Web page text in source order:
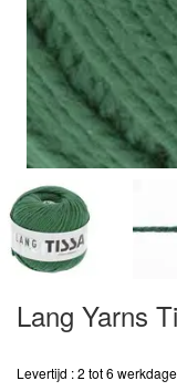
Lang Yarns
Levertijd : 2 tot 6